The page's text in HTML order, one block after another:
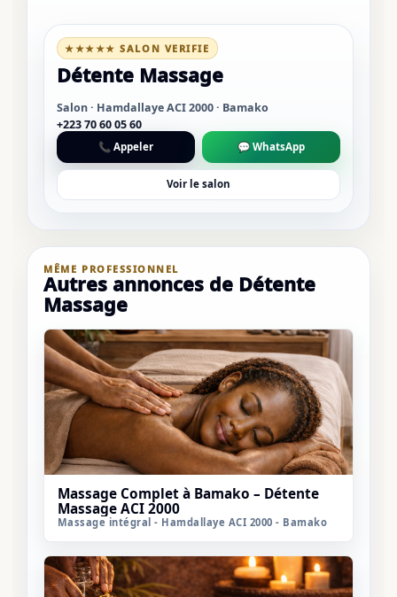
★★★★★ SALON VERIFIE
Détente Massage
Salon · Hamdallaye ACI 2000 · Bamako
+223 70 60 05 60
📞 Appeler 💬 WhatsApp
Voir le salon
MÊME PROFESSIONNEL
Autres annonces de Détente
Massage
Massage intégral - Hamdallaye ACI 2000 - Bamako
Massage Complet à Bamako – Détente
Massage ACI 2000